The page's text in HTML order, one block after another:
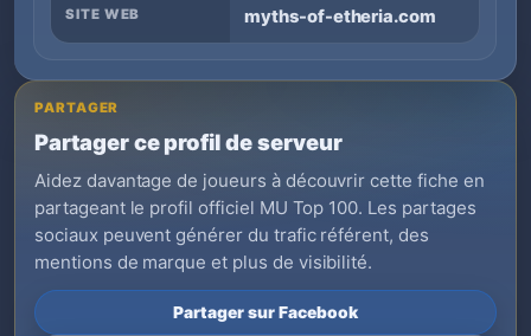
SITE WEB myths-of-etheria.com
PARTAGER
Partager ce profil de serveur
Aidez davantage de joueurs à découvrir cette fiche en
partageant le profil officiel MU Top 100. Les partages
sociaux peuvent générer du trafic référent, des
mentions de marque et plus de visibilité.
Partager sur Facebook